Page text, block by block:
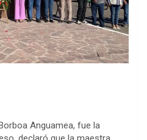
Anguamea, fue la